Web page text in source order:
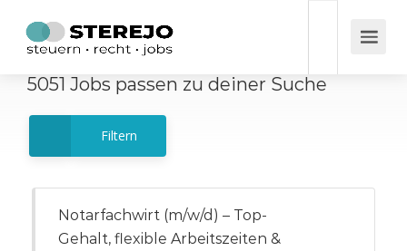
5051 Jobs passen zu deiner Suche
Filtern
Notarfachwirt (m/w/d) – Top-
Gehalt, flexible Arbeitszeiten &